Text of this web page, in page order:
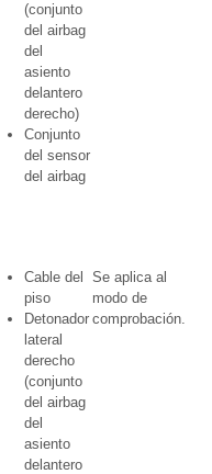
(conjunto
del airbag
del
asiento
delantero
derecho)
Conjunto
del sensor
del airbag
Cable del
piso
Detonador
lateral
derecho
(conjunto
del airbag
del
asiento
delantero
Se aplica al
modo de
comprobación.